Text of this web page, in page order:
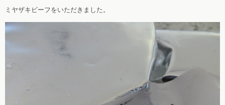
ミヤザキビーフをいただきました。